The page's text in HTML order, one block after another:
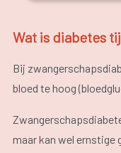
Wat is diabetes
Bij
bloed te hoog
maar kan wel ernstige